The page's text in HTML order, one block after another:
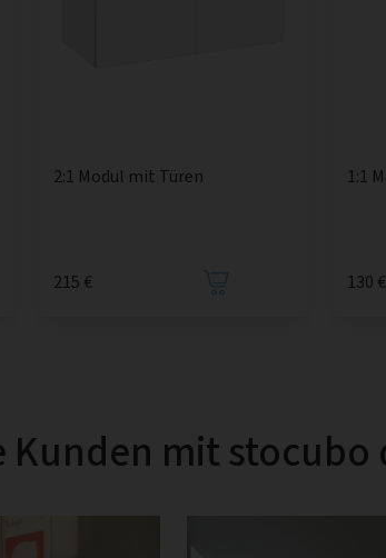
2:1 Modul mit Türen
215 €
1:1
130 €
Kunden mit stocubo